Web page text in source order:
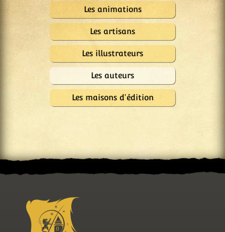
Les animations
Les artisans
Les illustrateurs
Les auteurs
Les maisons d'édition